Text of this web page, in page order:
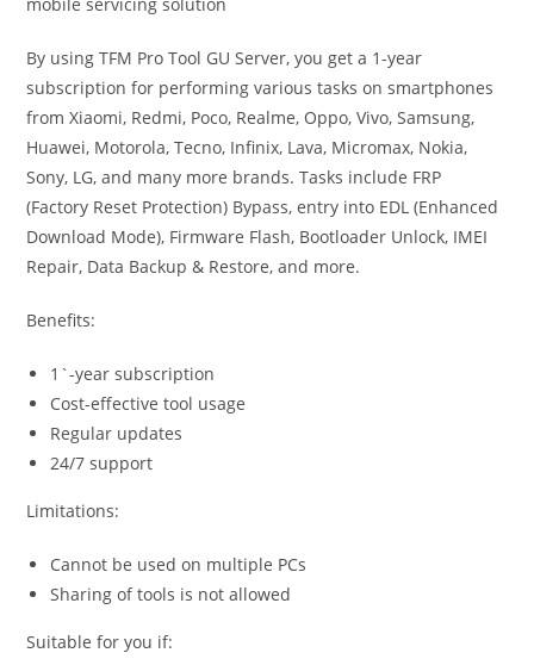
By using TFM Pro Tool GU Server, you get a 1-year
subscription for performing various tasks on smartphones
from Xiaomi, Redmi, Poco, Realme, Oppo, Vivo, Samsung,
Huawei, Motorola, Tecno, Infinix, Lava, Micromax, Nokia,
Sony, LG, and many more brands. Tasks include FRP
(Factory Reset Protection) Bypass, entry into EDL (Enhanced
Download Mode), Firmware Flash, Bootloader Unlock, IMEI
Repair, Data Backup & Restore, and more.
Benefits:
1`-year subscription
Cost-effective tool usage
Regular updates
24/7 support
Limitations:
Cannot be used on multiple PCs
Sharing of tools is not allowed
Suitable for you if: